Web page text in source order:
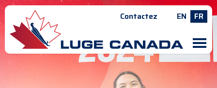
Contactez EN FR
M